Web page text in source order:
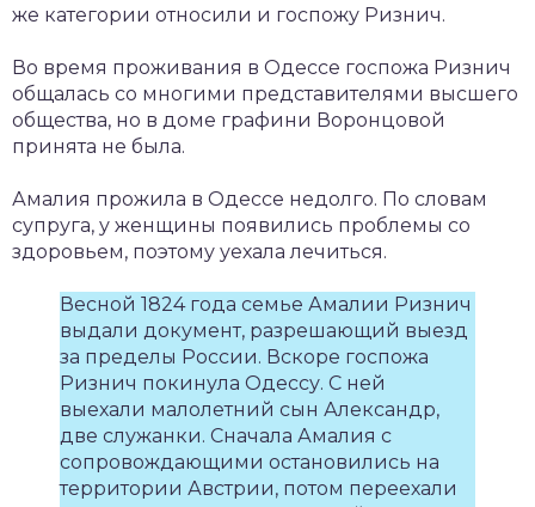
же категории относили и госпожу Ризнич.
Во время проживания в Одессе госпожа Ризнич
общалась со многими представителями высшего
общества, но в доме графини Воронцовой
принята не была.
Амалия прожила в Одессе недолго. По словам
супруга, у женщины появились проблемы со
здоровьем, поэтому уехала лечиться.
Весной 1824 года семье Амалии Ризнич
выдали документ, разрешающий выезд
за пределы России. Вскоре госпожа
Ризнич покинула Одессу. С ней
выехали малолетний сын Александр,
две служанки. Сначала Амалия с
сопровождающими остановились на
территории Австрии, потом переехали